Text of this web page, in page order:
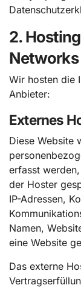
2.
Networks
Wir hosten die
Anbieter:
Externes
Diese Website
erfasst
der Hoster
IP-Adressen,
Namen,
eine Website
Das externe